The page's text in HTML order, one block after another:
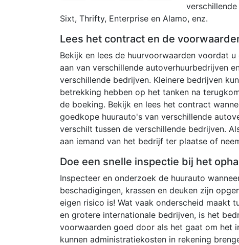
Sixt, Thrifty, Enterprise en Alamo, enz.
Lees het contract en de
Bekijk en lees de huurvoorwaarden voordat
aan van verschillende autoverhuurbedrijven
verschillende bedrijven. Kleinere bedrijven
betrekking hebben op het tanken na
de boeking. Bekijk en lees het contract
goedkope huurauto's van verschillende
verschilt tussen de verschillende bedrijven.
aan iemand van het bedrijf ter plaatse of
Doe een snelle inspectie bij het
Inspecteer en onderzoek de huurauto
beschadigingen, krassen en deuken zijn
eigen risico is! Wat vaak onderscheid maakt
en grotere internationale bedrijven, is het
voorwaarden goed door als het gaat om het
kunnen administratiekosten in rekening